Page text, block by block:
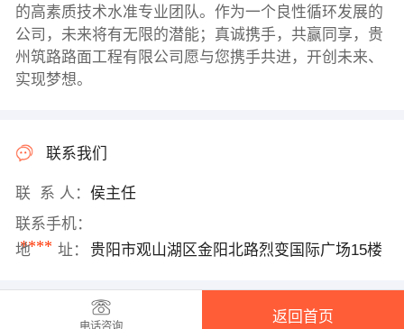
的高素质技术水准专业团队。作为一个良性循环发展的
公司，未来将有无限的潜能；真诚携手，共赢同享，贵
州筑路路面工程有限公司愿与您携手共进，开创未来、
实现梦想。
联系我们
联 系 人： 侯主任
联系手机：
****
地 址： 贵阳市观山湖区金阳北路烈变国际广场15楼
电话咨询
返回首页